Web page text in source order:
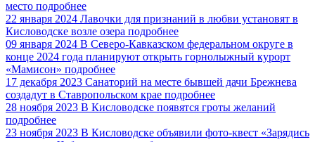
место подробнее
22 января 2024 Лавочки для признаний в любви установят в
Кисловодске возле озера подробнее
09 января 2024 В Северо-Кавказском федеральном округе в
конце 2024 года планируют открыть горнолыжный курорт
«Мамисон» подробнее
17 декабря 2023 Санаторий на месте бывшей дачи Брежнева
создадут в Ставропольском крае подробнее
28 ноября 2023 В Кисловодске появятся гроты желаний
подробнее
23 ноября 2023 В Кисловодске объявили фото-квест «Зарядись